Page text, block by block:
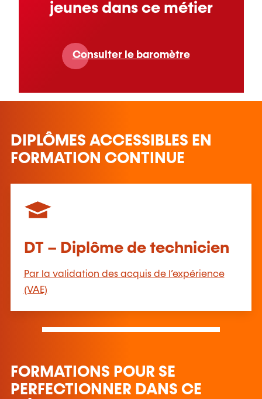
jeunes dans ce métier
Consulter le baromètre
DIPLÔMES ACCESSIBLES EN
FORMATION CONTINUE
DT – Diplôme de technicien
Par la validation des acquis de l’expérience
(VAE)
FORMATIONS POUR SE
PERFECTIONNER DANS CE